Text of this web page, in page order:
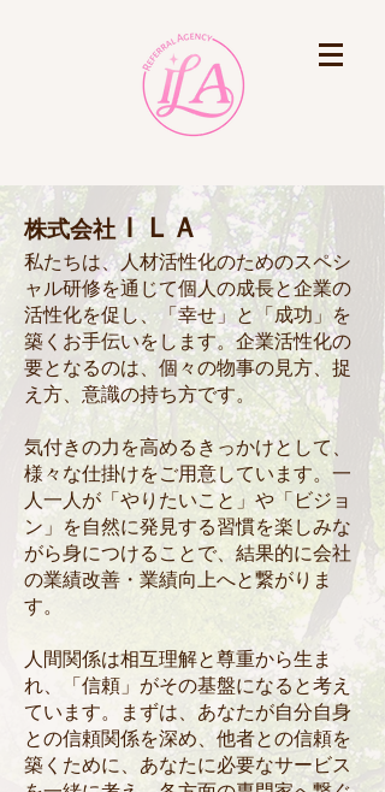
株式会社ＩＬＡ
私たちは、人材活性化のためのスペシ
ャル研修を通じて個人の成長と企業の
活性化を促し、「幸せ」と「成功」を
築くお手伝いをします。企業活性化の
要となるのは、個々の物事の見方、捉
え方、意識の持ち方です。
気付きの力を高めるきっかけとして、
様々な仕掛けをご用意しています。一
人一人が「やりたいこと」や「ビジョ
ン」を自然に発見する習慣を楽しみな
がら身につけることで、結果的に会社
の業績改善・業績向上へと繋がりま
す。
人間関係は相互理解と尊重から生ま
れ、「信頼」がその基盤になると考え
ています。まずは、あなたが自分自身
との信頼関係を深め、他者との信頼を
築くために、あなたに必要なサービス